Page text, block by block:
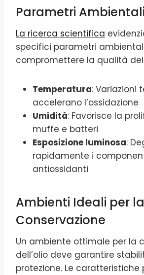
Parametri
La ricerca scientifica
specifici parametri
compromettere la qualità
Temperatura: Variazioni
accelerano l’ossidazione
Umidità: Favorisce la
muffe e batteri
Esposizione luminosa:
rapidamente i
antiossidanti
Ambienti Ideali per la
Conservazione
Un ambiente ottimale per la
dell’olio deve garantire
protezione. Le caratteristiche